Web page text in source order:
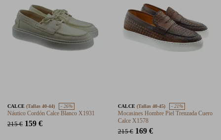
CALCE (Tallas 40-44) - 26%
Náutico Cordón Calce Blanco X1931
215 € 159 €
CALCE (Tallas 40-45) - 21%
Mocasines Hombre Piel Trenzada Cuero
Calce X1578
215 € 169 €